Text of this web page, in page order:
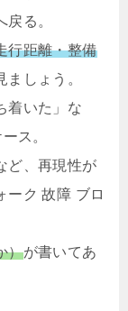
る。
行距離・整備
しょう。
着いた」な
ス。
ど、再現性が
ーク 故障 ブロ
）が書いてあ